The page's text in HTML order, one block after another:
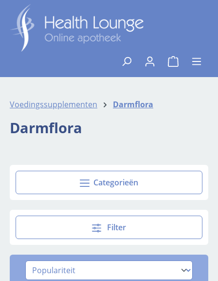
Ga naar de hoofdinhoud
{1}De
Voedingssupplementen Darmflora
Darmflora
Categorieën
Filter